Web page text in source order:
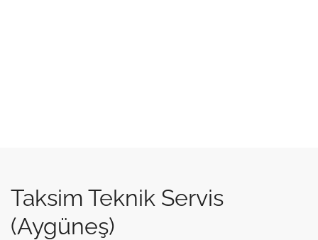
Taksim Teknik Servis
(Aygüneş)